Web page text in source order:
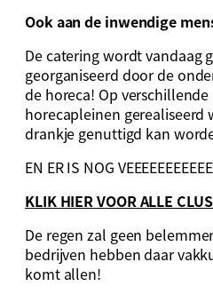
Ook aan de inwendige
De catering wordt vandaag
georganiseerd door de
de horeca! Op
horecapleinen gerealiseerd
drankje genuttigd kan
EN ER IS NOG
KLIK HIER VOOR ALLE
De regen zal geen
bedrijven hebben daar
komt allen!